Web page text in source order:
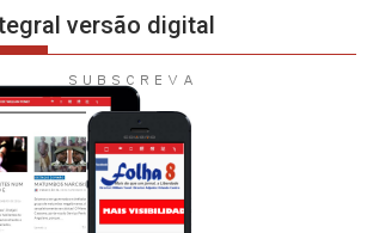
versão digital